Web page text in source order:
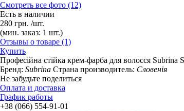
Смотреть все фото (12)
Есть в наличии
280 грн. /шт.
(мин. заказ: 1 шт.)
Отзывы о товаре (1)
Купить
Професійна стійка крем-фарба для волосся Subrina
Бренд: Subrina Страна производитель: Словенія
Не забудьте поделиться
Оплата и доставка
График работы
+38 (066) 554-91-01